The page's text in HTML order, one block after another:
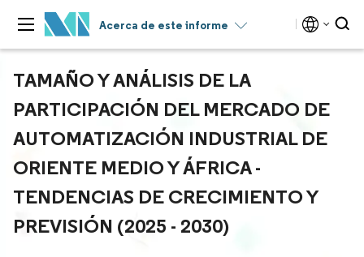
Acerca de este informe
TAMAÑO Y ANÁLISIS DE LA
PARTICIPACIÓN DEL MERCADO DE
AUTOMATIZACIÓN INDUSTRIAL DE
ORIENTE MEDIO Y ÁFRICA -
TENDENCIAS DE CRECIMIENTO Y
PREVISIÓN (2025 - 2030)